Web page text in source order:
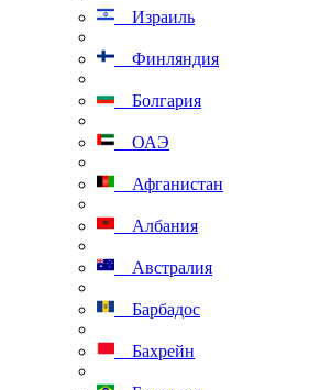
Израиль
Финляндия
Болгария
ОАЭ
Афганистан
Албания
Австралия
Барбадос
Бахрейн